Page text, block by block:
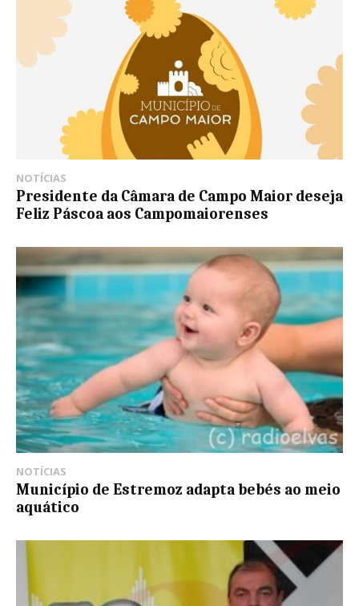
NOTÍCIAS
Presidente da Câmara de Campo Maior deseja
Feliz Páscoa aos Campomaiorenses
NOTÍCIAS
Município de Estremoz adapta bebés ao meio
aquático